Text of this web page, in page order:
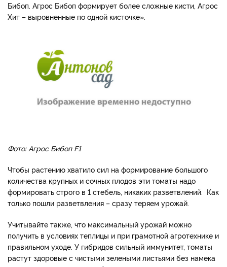
Бибоп. Агрос Бибоп формирует более сложные кисти, Агрос
Хит – выровненные по одной кисточке».
Фото: Агрос Бибоп F1
Чтобы растению хватило сил на формирование большого
количества крупных и сочных плодов эти томаты надо
формировать строго в 1 стебель, никаких разветвлений. Как
только пошли разветвления – сразу теряем урожай.
Учитывайте также, что максимальный урожай можно
получить в условиях теплицы и при грамотной агротехнике и
правильном уходе. У гибридов сильный иммунитет, томаты
растут здоровые с чистыми зелеными листьями без намека